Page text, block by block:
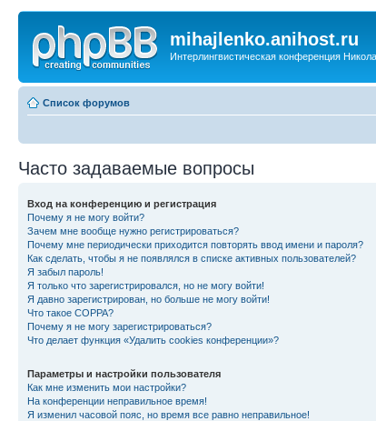
mihajlenko.anihost.ru
Интерлингвистическая конференция
Список форумов
Часто задаваемые вопросы
Вход на конференцию и регистрация
Почему я не могу войти?
Зачем мне вообще нужно регистрироваться?
Почему мне периодически приходится повторять ввод имени и пароля?
Как сделать, чтобы я не появлялся в списке активных пользователей?
Я забыл пароль!
Я только что зарегистрировался, но не могу войти!
Я давно зарегистрирован, но больше не могу войти!
Что такое COPPA?
Почему я не могу зарегистрироваться?
Что делает функция «Удалить cookies конференции»?
Параметры и настройки пользователя
Как мне изменить мои настройки?
На конференции неправильное время!
Я изменил часовой пояс, но время все равно неправильное!